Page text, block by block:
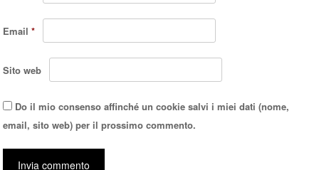
Email*
Sito web
Do il mio consenso affinché un cookie salvi i miei dati (nome,
email, sito web) per il prossimo commento.